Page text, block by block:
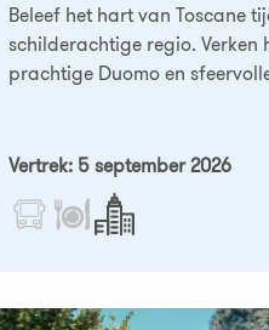
Beleef het hart van Toscane
schilderachtige regio. Verken
prachtige Duomo en
Vertrek: 5 september 2026